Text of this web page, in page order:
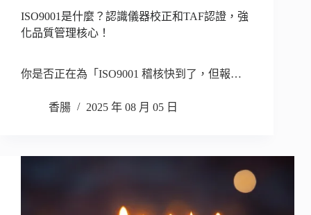
ISO9001是什麼？認識儀器校正和TAF認證，強
化品質管理核心！
你是否正在為「ISO9001 稽核快到了，但報…
香腸 2025 年 08 月 05 日